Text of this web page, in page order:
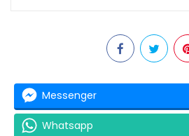
Messenger
Whatsapp